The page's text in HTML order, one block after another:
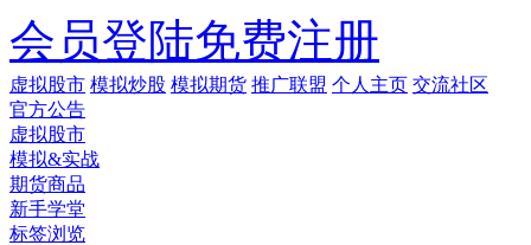
会员登陆免费注册
虚拟股市 模拟炒股 模拟期货 推广联盟 个人主页 交流社区
官方公告
虚拟股市
模拟&实战
期货商品
新手学堂
标签浏览